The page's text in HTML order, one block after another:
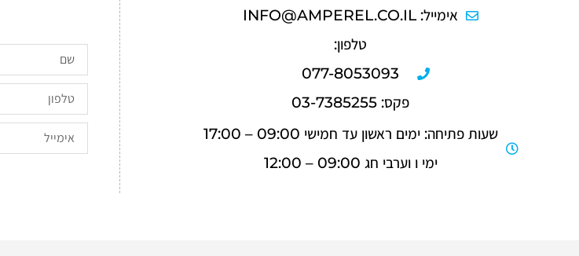
אימייל: INFO@AMPEREL.CO.IL
טלפון:
077-8053093
פקס: 03-7385255
שעות פתיחה: ימים ראשון עד חמישי 09:00 – 17:00
ימי ו וערבי חג 09:00 – 12:00